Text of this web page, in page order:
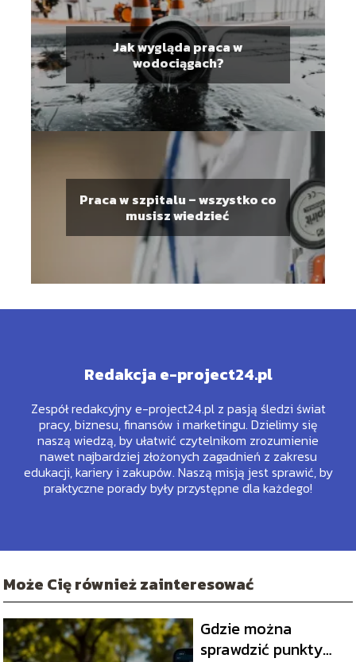
Jak wygląda praca w
wodociągach?
Praca w szpitalu – wszystko co
musisz wiedzieć
Redakcja e-project24.pl
Zespół redakcyjny e-project24.pl z pasją śledzi świat
pracy, biznesu, finansów i marketingu. Dzielimy się
naszą wiedzą, by ułatwić czytelnikom zrozumienie
nawet najbardziej złożonych zagadnień z zakresu
edukacji, kariery i zakupów. Naszą misją jest sprawić, by
praktyczne porady były przystępne dla każdego!
Może Cię również zainteresować
Gdzie można
sprawdzić punkty